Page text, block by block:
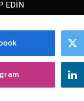
EDIN